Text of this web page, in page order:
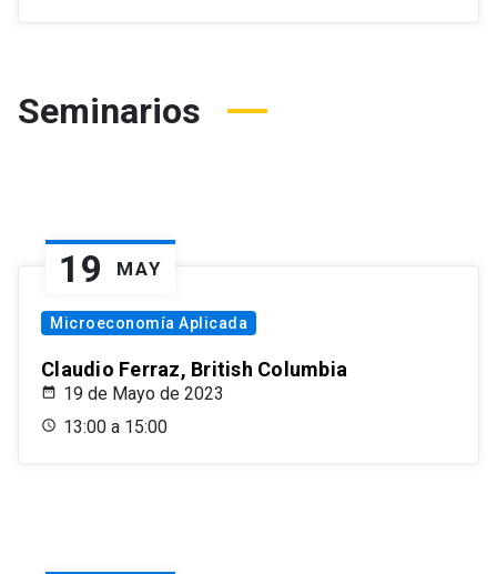
Seminarios
19 MAY
Microeconomía Aplicada
Claudio Ferraz, British Columbia
19 de Mayo de 2023
13:00 a 15:00